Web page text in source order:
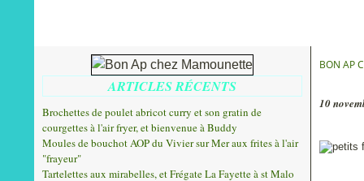
ARTICLES RÉCENTS
Brochettes de poulet abricot curry et son gratin de
courgettes à l'air fryer, et bienvenue à Buddy
Moules de bouchot AOP du Vivier sur Mer aux frites à l'air
"frayeur"
Tartelettes aux mirabelles, et Frégate La Fayette à st Malo
BON AP
10